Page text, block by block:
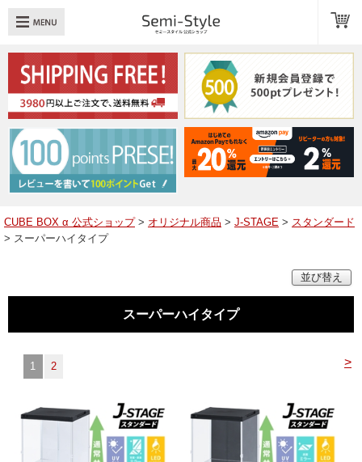
：透明扉 引き出し LED
へ戻る
品一覧
ューブボックスαレイアウト例
人情報保護方針
定商取引法に基づく表記
CUBE BOX α 公式ショップ> オリジナル商品 > J-STAGE > スタンダード
> スーパーハイタイプ
並び替え
スーパーハイタイプ
>
1 2